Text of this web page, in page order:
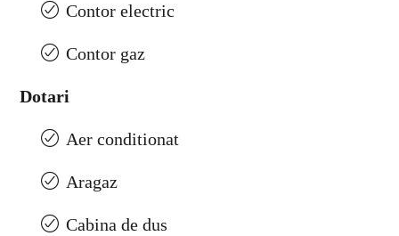
Contor electric
Contor gaz
Dotari
Aer conditionat
Aragaz
Cabina de dus